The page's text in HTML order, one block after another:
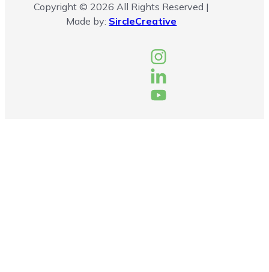
Copyright © 2026 All Rights Reserved |
Made by: SircleCreative